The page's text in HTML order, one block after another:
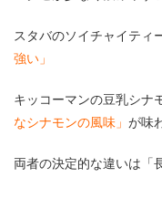
スタバのソイチャイティ
強い」
キッコーマンの豆乳シナ
なシナモンの風味」 が味
両者の決定的な違いは「